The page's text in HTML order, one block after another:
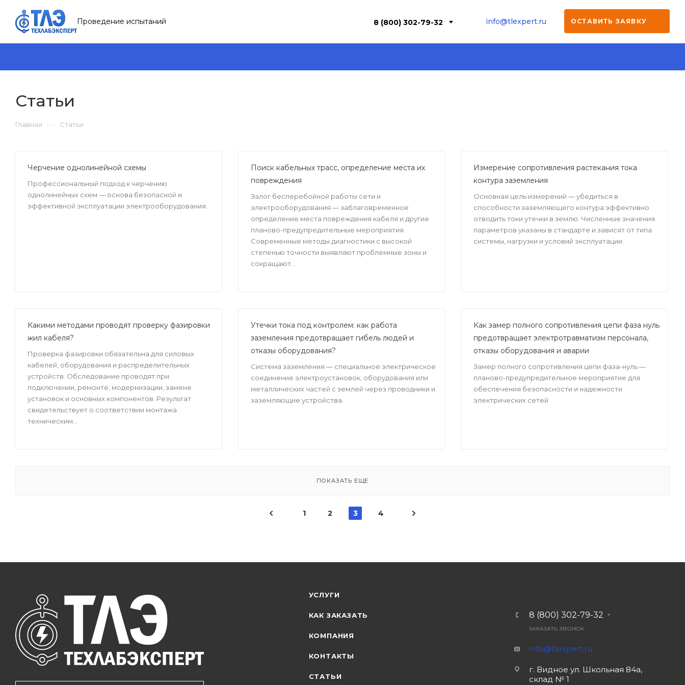
Проведение испытаний 8 (800) 302-79-32 info@tlexpert.ru ОСТАВИТЬ ЗАЯВКУ
Статьи
Главная — Статьи
Черчение однолинейной схемы
Профессиональный подход к черчению
однолинейных схем — основа безопасной и
эффективной эксплуатации электрооборудования.
Поиск кабельных трасс, определение места их
повреждения
Залог бесперебойной работы сети и
электрооборудования — заблаговременное
определение места повреждения кабеля и другие
планово-предупредительные мероприятия.
Современные методы диагностики с высокой
степенью точности выявляют проблемные зоны и
сокращают...
Измерение сопротивления растекания тока
контура заземления
Основная цель измерений — убедиться в
способности заземляющего контура эффективно
отводить токи утечки в землю. Численные значения
параметров указаны в стандарте и зависят от типа
системы, нагрузки и условий эксплуатации.
Какими методами проводят проверку фазировки
жил кабеля?
Проверка фазировки обязательна для силовых
кабелей, оборудования и распределительных
устройств. Обследование проводят при
подключении, ремонте, модернизации, замене
установок и основных компонентов. Результат
свидетельствует о соответствии монтажа
техническим...
Утечки тока под контролем: как работа
заземления предотвращает гибель людей и
отказы оборудования?
Система заземления — специальное электрическое
соединение электроустановок, оборудования или
металлических частей с землей через проводники и
заземляющие устройства.
Как замер полного сопротивления цепи фаза нуль
предотвращает электротравматизм персонала,
отказы оборудования и аварии
Замер полного сопротивления цепи фаза-нуль —
планово-предупредительное мероприятие для
обеспечения безопасности и надежности
электрических сетей
ПОКАЗАТЬ ЕЩЕ
1 2 3 4
УСЛУГИ
КАК ЗАКАЗАТЬ
КОМПАНИЯ
КОНТАКТЫ
СТАТЬИ
8 (800) 302-79-32
ЗАКАЗАТЬ ЗВОНОК
info@tlexpert.ru
г. Видное ул. Школьная 84а,
склад № 1